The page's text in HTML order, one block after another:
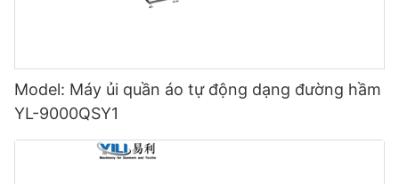
Model: Máy ủi quần áo tự động dạng đường hầm
YL-9000QSY1